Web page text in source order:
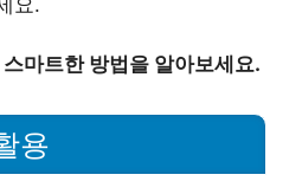
마트한 방법을 알아보세요.
용